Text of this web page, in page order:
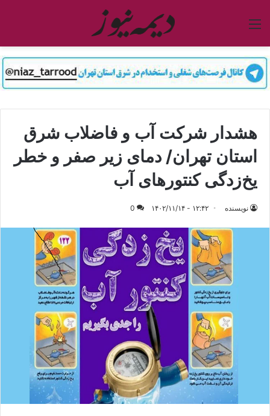
منو
هشدار شرکت آب و فاضلاب شرق
استان تهران/ دمای زیر صفر و خطر
یخ‌زدگی کنتورهای آب
نویسنده ۱۲:۴۲ - ۱۴۰۲/۱۱/۱۴ 0